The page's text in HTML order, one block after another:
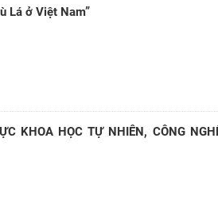
Lá ở Việt Nam”
KHOA HỌC TỰ NHIÊN, CÔNG